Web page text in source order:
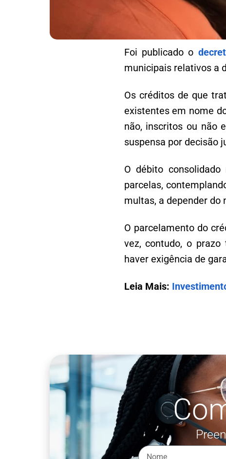
Foi publicado o
municipais relativos a
Os créditos de que
existentes em nome
não, inscritos ou não
suspensa por decisão
O débito
parcelas,
multas, a depender do
O parcelamento do
vez, contudo, o
haver exigência de
Leia Mais: